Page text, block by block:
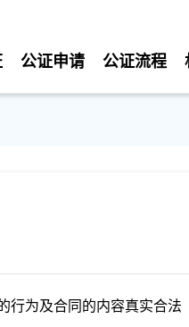
公证流程
公证申请
行为及合同的内容真实合法